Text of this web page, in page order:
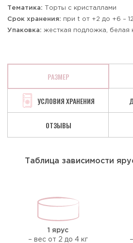
Тематика: Торты с кристаллами
Срок хранения: при t от +2 до +6 –
Упаковка: жесткая подложка, белая
РАЗМЕР
УСЛОВИЯ ХРАНЕНИЯ
ОТЗЫВЫ
Таблица зависимости
1 ярус
– вес от 2 до 4 кг